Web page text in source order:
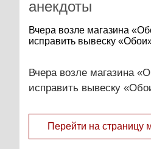
анекдоты
Вчера возле магазина
исправить вывеску
Вчера возле магазина
исправить вывеску
Перейти на страницу